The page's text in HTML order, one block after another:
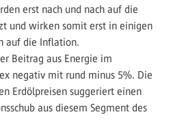
erst nach und nach auf die
und wirken somit erst in einigen
auf die Inflation.
Beitrag aus Energie im
negativ mit rund minus 5%. Die
Erdölpreisen suggeriert einen
aus diesem Segment des